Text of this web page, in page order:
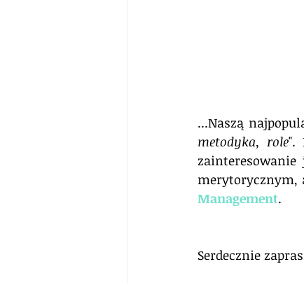
...Naszą
metodyka, role".
merytorycznym,
Management.
Serdecznie